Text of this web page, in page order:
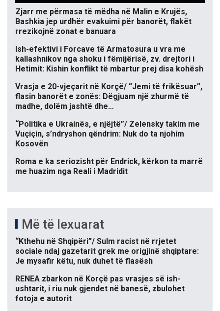
Zjarr me përmasa të mëdha në Malin e Krujës,
Bashkia jep urdhër evakuimi për banorët, flakët
rrezikojnë zonat e banuara
Ish-efektivi i Forcave të Armatosura u vra me
kallashnikov nga shoku i fëmijërisë, zv. drejtori i
Hetimit: Kishin konflikt të mbartur prej disa kohësh
Vrasja e 20-vjeçarit në Korçë/ “Jemi të frikësuar”,
flasin banorët e zonës: Dëgjuam një zhurmë të
madhe, dolëm jashtë dhe…
“Politika e Ukrainës, e njëjtë”/ Zelensky takim me
Vuçiçin, s’ndryshon qëndrim: Nuk do ta njohim
Kosovën
Roma e ka seriozisht për Endrick, kërkon ta marrë
me huazim nga Reali i Madridit
Më të lexuarat
“Kthehu në Shqipëri”/ Sulm racist në rrjetet
sociale ndaj gazetarit grek me origjinë shqiptare:
Je mysafir këtu, nuk duhet të flasësh
RENEA zbarkon në Korçë pas vrasjes së ish-
ushtarit, i riu nuk gjendet në banesë, zbulohet
fotoja e autorit